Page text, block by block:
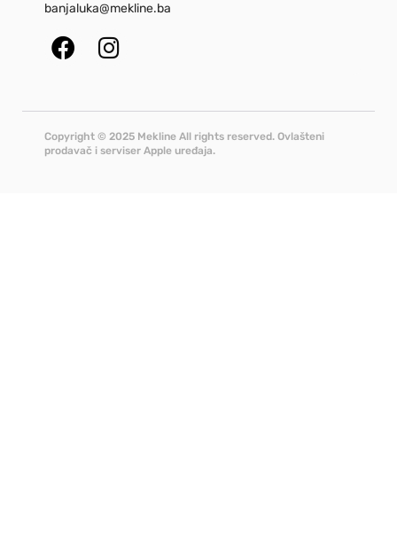
banjaluka@mekline.ba
Copyright © 2025 Mekline All rights reserved. Ovlašteni
prodavač i serviser Apple uređaja.